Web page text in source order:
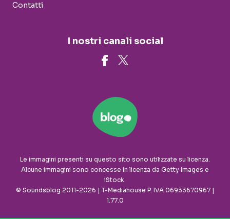
Contatti
I nostri canali social
Le immagini presenti su questo sito sono utilizzate su licenza.
Alcune immagini sono concesse in licenza da Getty Images e
iStock.
© Soundsblog 2011-2026 | T-Mediahouse P. IVA 06933670967 |
1.77.0